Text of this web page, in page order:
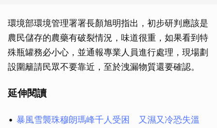
環境部環境管理署署長顏旭明指出，初步研判應該是
農民儲存的農藥有破裂情況，味道很重，如果看到特
殊瓶罐務必小心，並通報專業人員進行處理，現場劃
設圍籬請民眾不要靠近，至於洩漏物質還要確認。
延伸閱讀
暴風雪襲珠穆朗瑪峰千人受困 又濕又冷恐失溫